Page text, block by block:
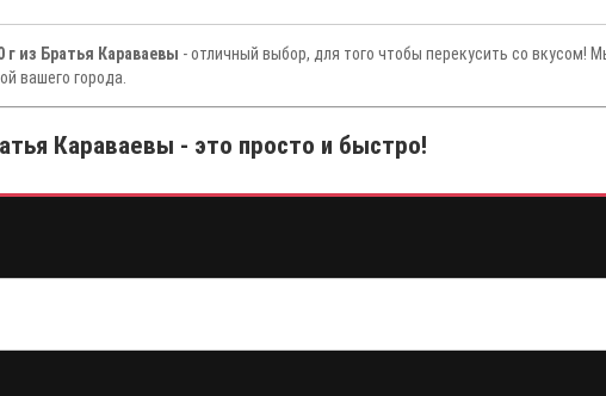
из Братья Караваевы - отличный выбор, для того чтобы перекусить со вкусом!
вашего города.
Караваевы - это просто и быстро!